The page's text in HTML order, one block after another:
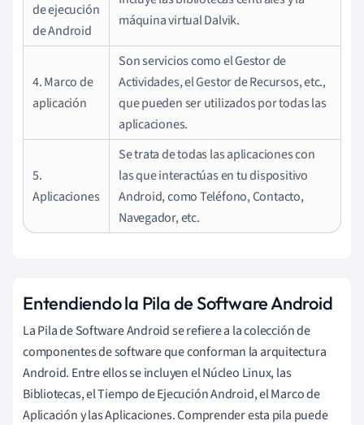
de ejecución
de Android
máquina virtual Dalvik.
4. Marco de
aplicación
Son servicios como el Gestor de
Actividades, el Gestor de Recursos, etc.,
que pueden ser utilizados por todas las
aplicaciones.
5.
Aplicaciones
Se trata de todas las aplicaciones con
las que interactúas en tu dispositivo
Android, como Teléfono, Contacto,
Navegador, etc.
Entendiendo la Pila de Software Android
La Pila de Software Android se refiere a la colección de
componentes de software que conforman la arquitectura
Android. Entre ellos se incluyen el Núcleo Linux, las
Bibliotecas, el Tiempo de Ejecución Android, el Marco de
Aplicación y las Aplicaciones. Comprender esta pila puede